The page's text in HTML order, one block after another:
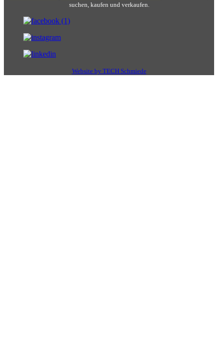
suchen, kaufen und verkaufen.
Website by TECH Schmiede